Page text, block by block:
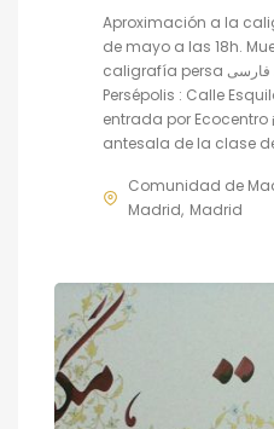
Aproximación a la
de mayo a las 18h.
caligrafía persa خوشنویسی فارسی En Centro
Persépolis : Calle
entrada por Ecocentro
antesala de la clase
Comunidad de
Madrid Madrid